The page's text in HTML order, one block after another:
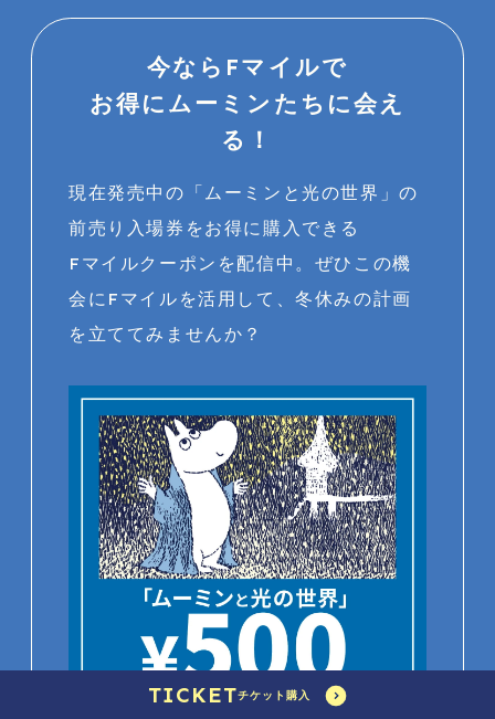
チケット購入
TICKET
今ならFマイルで
お得にムーミンたちに会え
る！
現在発売中の「ムーミンと光の世界」の
前売り入場券をお得に購入できる
Fマイルクーポンを配信中。ぜひこの機
会にFマイルを活用して、冬休みの計画
を立ててみませんか？